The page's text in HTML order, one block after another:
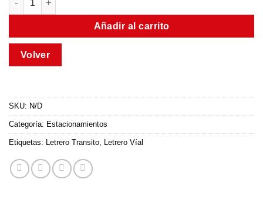
Añadir al carrito
SKU: N/D
Categoría: Estacionamientos
Etiquetas: Letrero Transito Letrero Víal